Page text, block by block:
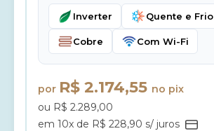
Inverter Quente e Frio
Cobre Com Wi-Fi
por R$ 2.174,55 no pix
ou R$ 2.289,00
em 10x de R$ 228,90 s/ juros